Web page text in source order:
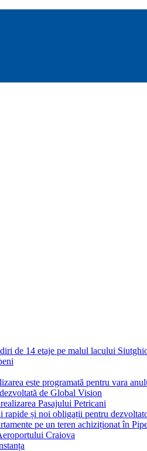
de 14 etaje pe malul lacului
este programată pentru vara
de Global Vision
Pasajului Petricani
rapide și noi obligații pentru
pe un teren achiziționat în
Craiova